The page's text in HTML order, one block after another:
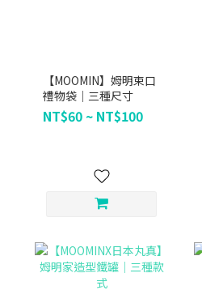
【MOOMIN】姆明束口
禮物袋｜三種尺寸
NT$60 ~ NT$100